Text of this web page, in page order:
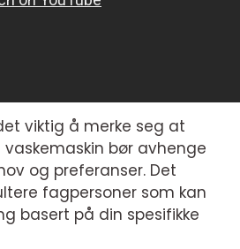
viktig å merke seg at
bør avhenge
og preferanser. Det
fagpersoner som kan
basert på din spesifikke